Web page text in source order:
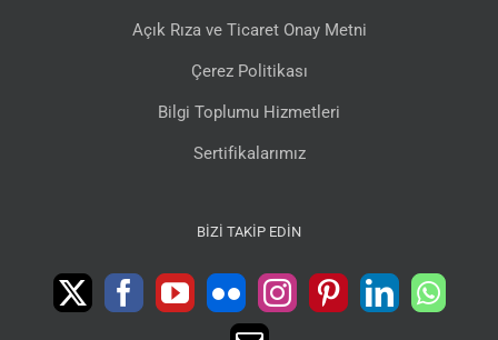
Açık Rıza ve Ticaret Onay Metni
Çerez Politikası
Bilgi Toplumu Hizmetleri
Sertifikalarımız
BIZI TAKIP EDIN